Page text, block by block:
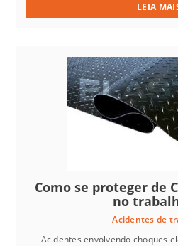
LEIA
Como se proteger de
no
Acidentes de
Acidentes envolvendo choques